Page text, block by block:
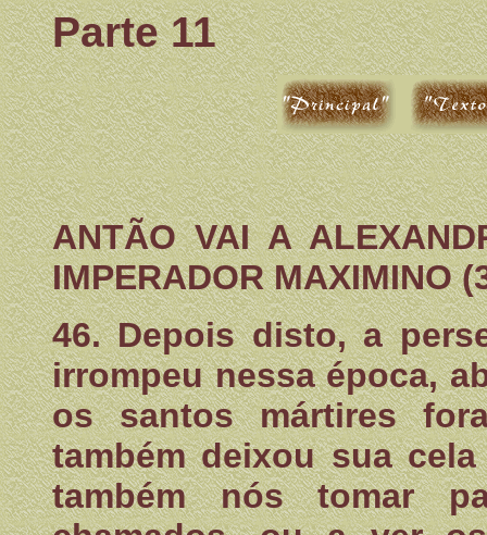
Parte 11
ANTÃO VAI A
IMPERADOR MAXIMINO
46. Depois disto, a
irrompeu nessa época,
os santos mártires
também deixou sua
também nós tomar